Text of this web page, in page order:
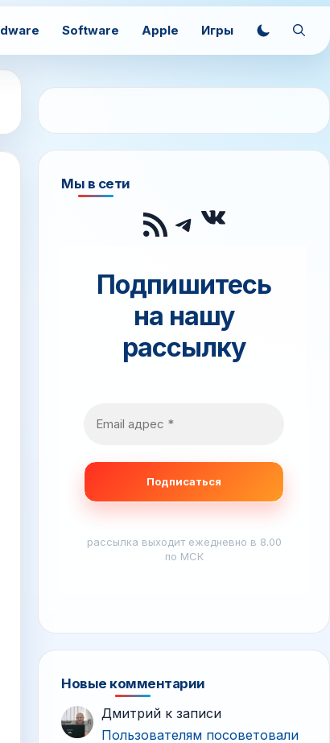
Software Apple Игры
Мы в сети
RSS-лента
Telegram
Подпишитесь
на нашу
рассылку
рассылка выходит ежедневно в 8.00
по МСК
Новые комментарии
Дмитрий к записи
Пользователям посоветовали